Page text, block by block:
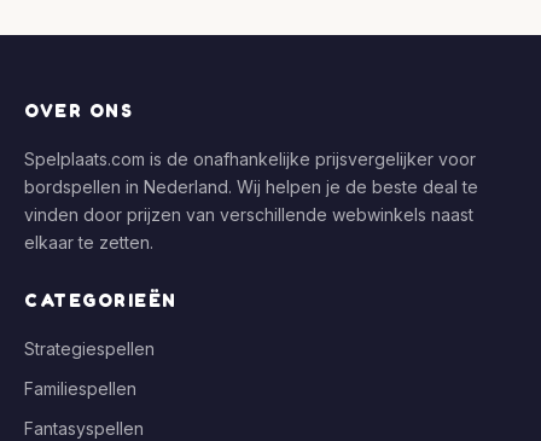
OVER ONS
Spelplaats.com is de onafhankelijke prijsvergelijker voor
bordspellen in Nederland. Wij helpen je de beste deal te
vinden door prijzen van verschillende webwinkels naast
elkaar te zetten.
CATEGORIEËN
Strategiespellen
Familiespellen
Fantasyspellen